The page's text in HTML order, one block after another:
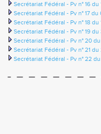
Secrétariat Fédéral - Pv n° 16
Secrétariat Fédéral - Pv n° 17
Secrétariat Fédéral - Pv n° 18
Secrétariat Fédéral - Pv n° 19
Secrétariat Fédéral - Pv n° 20
Secrétariat Fédéral - Pv n° 21
Secrétariat Fédéral - Pv n° 22